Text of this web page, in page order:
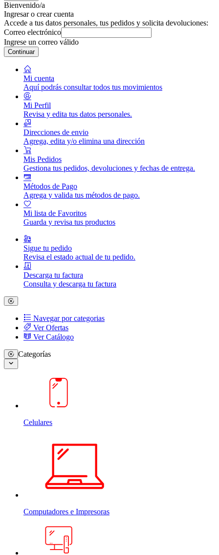
Bienvenido/a
Ingresar o crear cuenta
Accede a tus datos personales, tus pedidos y solicita devoluciones:
Correo electrónico
Ingrese un correo válido
Continuar
Mi cuenta
Aquí podrás consultar todos tus movimientos
Mi Perfil
Revisa y edita tus datos personales.
Direcciones de envio
Agrega, edita y/o elimina una dirección
Mis Pedidos
Gestiona tus pedidos, devoluciones y fechas de entrega.
Métodos de Pago
Agrega y valida tus métodos de pago.
Mi lista de Favoritos
Guarda y revisa tus productos
Sigue tu pedido
Revisa el estado actual de tu pedido.
Descarga tu factura
Consulta y descarga tu factura
Navegar por categorias
Ver Ofertas
Ver Catálogo
Categorías
Celulares
Computadores e Impresoras